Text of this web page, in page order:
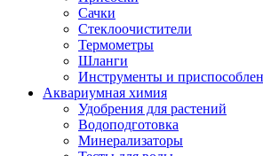
Сачки
Стеклоочистители
Термометры
Шланги
Инструменты и
Аквариумная химия
Удобрения для растений
Водоподготовка
Минерализаторы